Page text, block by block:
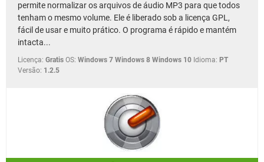
permite normalizar os arquivos de áudio MP3 para que todos
tenham o mesmo volume. Ele é liberado sob a licença GPL,
fácil de usar e muito prático. O programa é rápido e mantém
intacta...
Licença: Gratis OS: Windows 7 Windows 8 Windows 10 Idioma: PT
Versão: 1.2.5